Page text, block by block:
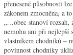
přenesené působnosti
zákonem zmocněna, a
„…obec stanoví rozsah,
nemohu ani při nejlepší
vlastníkem chodníků –
povinnost chodníky